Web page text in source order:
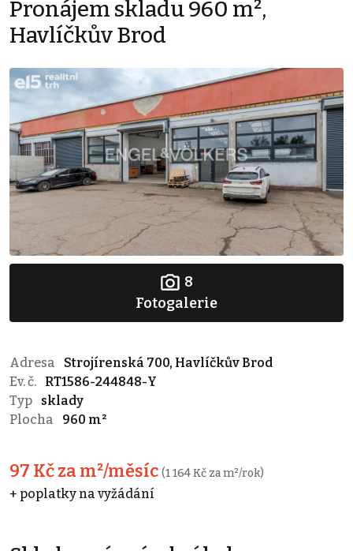
Pronájem skladu 960 m²,
Havlíčkův Brod
8
Fotogalerie
Adresa
Strojírenská 700, Havlíčkův Brod
Ev. č.
RT1586-244848-Y
Typ
sklady
Plocha
960 m²
97 Kč za m²/měsíc (1 164 Kč za m²/rok)
+ poplatky na vyžádání